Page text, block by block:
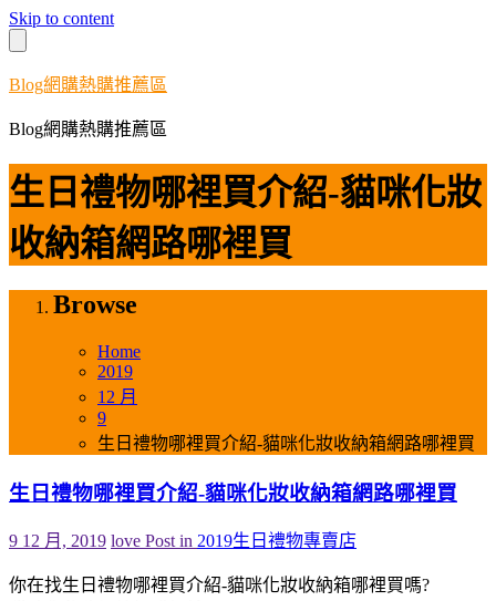
Skip to content
Blog網購熱購推薦區
Blog網購熱購推薦區
生日禮物哪裡買介紹-貓咪化妝
收納箱網路哪裡買
Browse
Home
2019
12 月
9
生日禮物哪裡買介紹-貓咪化妝收納箱網路哪裡買
生日禮物哪裡買介紹-貓咪化妝收納箱網路哪裡買
9 12 月, 2019 love Post in 2019生日禮物專賣店
你在找生日禮物哪裡買介紹-貓咪化妝收納箱哪裡買嗎?